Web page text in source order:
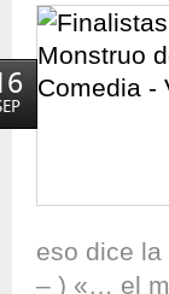
eso dice
– ) «… el